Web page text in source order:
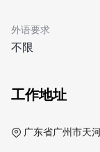
外语要求
不限
工作地址
广东省广州市天